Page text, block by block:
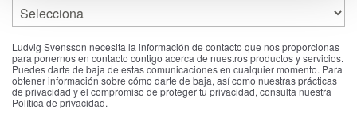
Ludvig Svensson necesita la información de contacto que nos proporcionas
para ponernos en contacto contigo acerca de nuestros productos y servicios.
Puedes darte de baja de estas comunicaciones en cualquier momento. Para
obtener información sobre cómo darte de baja, así como nuestras prácticas
de privacidad y el compromiso de proteger tu privacidad, consulta nuestra
Política de privacidad.